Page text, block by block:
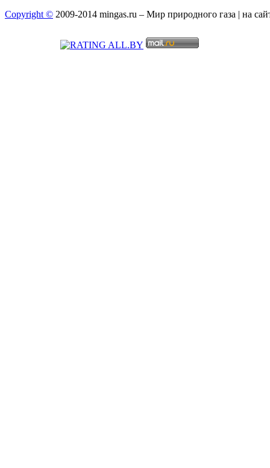
Copyright © 2009-2014 mingas.ru – Мир природного газа | на